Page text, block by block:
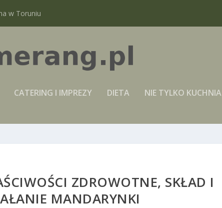
w Toruniu
CATERING I IMPREZY DIETA NIE TYLKO KUCHNIA
ZDROWOTNE, SKŁAD I
MANDARYNKI